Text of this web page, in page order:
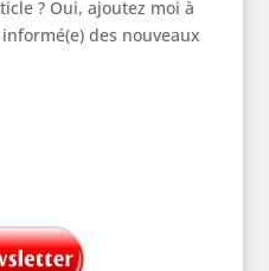
? Oui, ajoutez moi à
des nouveaux